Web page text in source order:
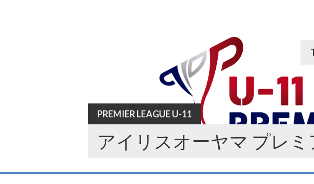
PREMIER LEAGUE U-11
アイリスオーヤマ プレ